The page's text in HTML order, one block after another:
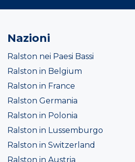
Nazioni
Ralston nei Paesi Bassi
Ralston in Belgium
Ralston in France
Ralston Germania
Ralston in Polonia
Ralston in Lussemburgo
Ralston in Switzerland
Ralston in Austria